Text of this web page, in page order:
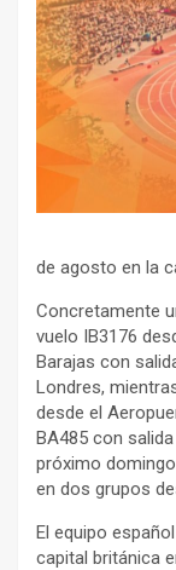
de agosto en la
Concretamente
vuelo IB3176
Barajas con
Londres,
desde el
BA485 con
próximo
en dos grupos
El equipo
capital británica